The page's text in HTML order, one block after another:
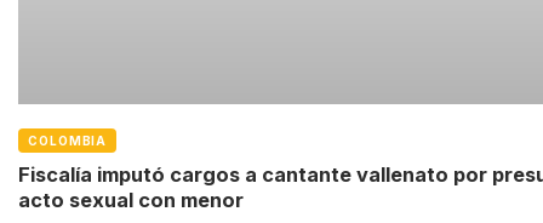
COLOMBIA
Fiscalía imputó cargos a cantante vallenato por
acto sexual con menor